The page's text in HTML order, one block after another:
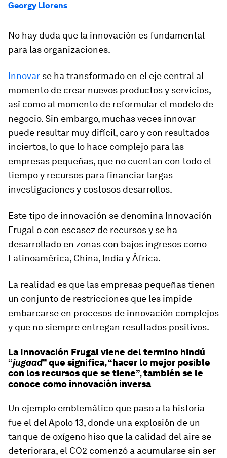
Georgy Llorens
No hay duda que la innovación es fundamental
para las organizaciones.
Innovar se ha transformado en el eje central al
momento de crear nuevos productos y servicios,
así como al momento de reformular el modelo de
negocio. Sin embargo, muchas veces innovar
puede resultar muy difícil, caro y con resultados
inciertos, lo que lo hace complejo para las
empresas pequeñas, que no cuentan con todo el
tiempo y recursos para financiar largas
investigaciones y costosos desarrollos.
Este tipo de innovación se denomina Innovación
Frugal o con escasez de recursos y se ha
desarrollado en zonas con bajos ingresos como
Latinoamérica, China, India y África.
La realidad es que las empresas pequeñas tienen
un conjunto de restricciones que les impide
embarcarse en procesos de innovación complejos
y que no siempre entregan resultados positivos.
La Innovación Frugal viene del termino hindú
“jugaad” que significa, “hacer lo mejor posible
con los recursos que se tiene”, también se le
conoce como innovación inversa
Un ejemplo emblemático que paso a la historia
fue el del Apolo 13, donde una explosión de un
tanque de oxígeno hiso que la calidad del aire se
deteriorara, el CO2 comenzó a acumularse sin ser